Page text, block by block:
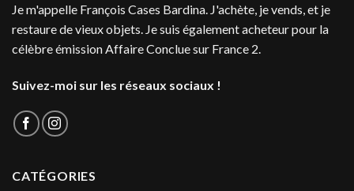
Je m'appelle François Cases Bardina. J'achète, je vends, et je
restaure de vieux objets. Je suis également acheteur pour la
célèbre émission Affaire Conclue sur France 2.
Suivez-moi sur les réseaux sociaux !
CATÉGORIES